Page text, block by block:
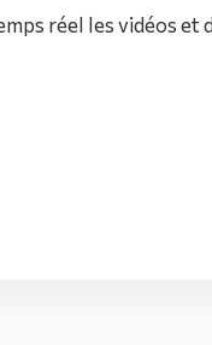
réel les vidéos et